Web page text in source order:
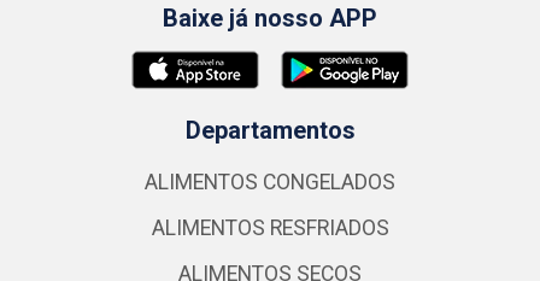
Baixe já nosso APP
Departamentos
ALIMENTOS CONGELADOS
ALIMENTOS RESFRIADOS
ALIMENTOS SECOS